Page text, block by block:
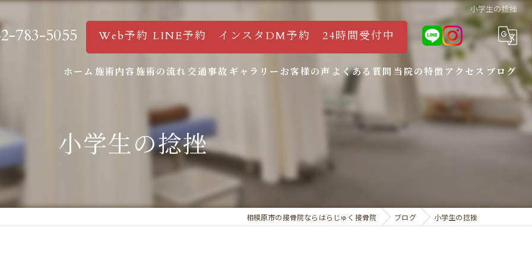
小学生の捻挫
783-5055 Web予約 LINE予約 インスタDM予約 24時間受付中
ホーム 施術内容 施術の流れ 交通事故 ギャラリー お客様の声 よくある質問 当院の特徴 アクセス ブログ
小学生の捻挫
相模原市の接骨院ならはらじゅく接骨院 ブログ 小学生の捻挫